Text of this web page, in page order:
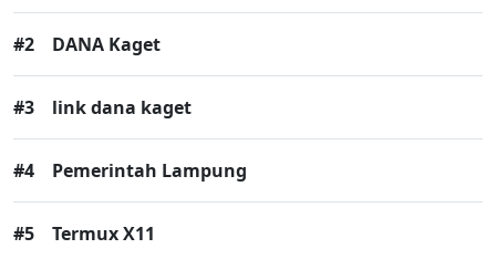
#2 DANA Kaget
#3 link dana kaget
#4 Pemerintah Lampung
#5 Termux X11